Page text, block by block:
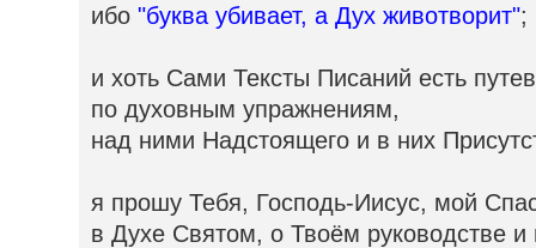
ибо"буква убивает, а Дух животворит";
и хоть Сами Тексты Писаний есть
по духовным упражнениям,
над ними Надстоящего и в них
я прошу Тебя, Господь-Иисус, мой
в Духе Святом, о Твоём руководстве и